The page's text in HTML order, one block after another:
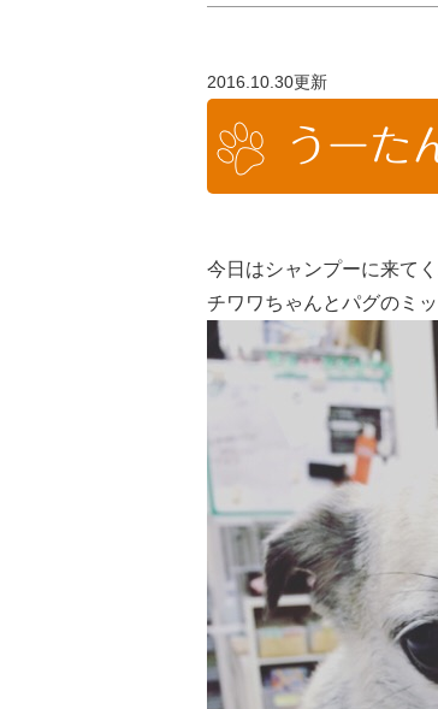
2016.10.30更新
うーた
今日はシャンプーに来て
チワワちゃんとパグのミ